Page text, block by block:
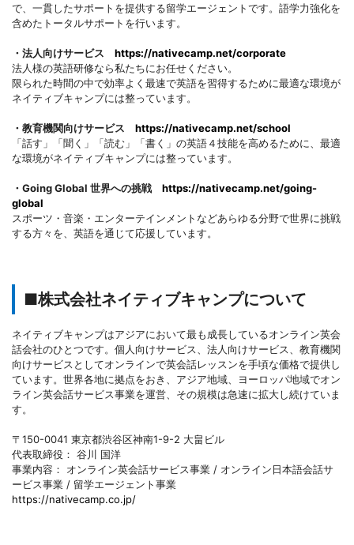
で、一貫したサポートを提供する留学エージェントです。語学力強化を
含めたトータルサポートを行います。
・法人向けサービス https://nativecamp.net/corporate
法人様の英語研修なら私たちにお任せください。
限られた時間の中で効率よく最速で英語を習得するために最適な環境が
ネイティブキャンプには整っています。
・教育機関向けサービス https://nativecamp.net/school
「話す」「聞く」「読む」「書く」の英語４技能を高めるために、最適
な環境がネイティブキャンプには整っています。
・Going Global 世界への挑戦 https://nativecamp.net/going-
global
スポーツ・音楽・エンターテインメントなどあらゆる分野で世界に挑戦
する方々を、英語を通じて応援しています。
■株式会社ネイティブキャンプについて
ネイティブキャンプはアジアにおいて最も成長しているオンライン英会
話会社のひとつです。個人向けサービス、法人向けサービス、教育機関
向けサービスとしてオンラインで英会話レッスンを手頃な価格で提供し
ています。世界各地に拠点をおき、アジア地域、ヨーロッパ地域でオン
ライン英会話サービス事業を運営、その規模は急速に拡大し続けていま
す。
〒150-0041 東京都渋谷区神南1-9-2 大畠ビル
代表取締役： 谷川 国洋
事業内容： オンライン英会話サービス事業 / オンライン日本語会話サ
ービス事業 / 留学エージェント事業
https://nativecamp.co.jp/